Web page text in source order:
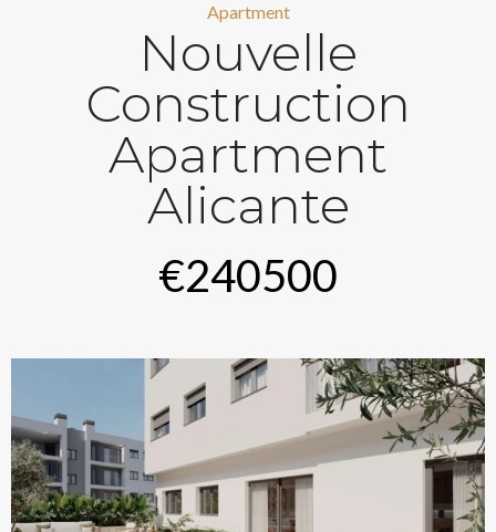
Apartment
Nouvelle
Construction
Apartment
Alicante
€240500